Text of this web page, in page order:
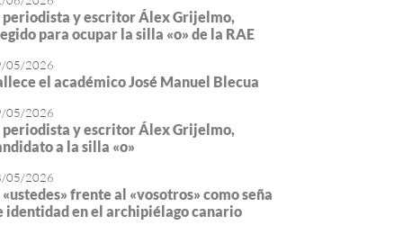
periodista y escritor Álex Grijelmo,
para ocupar la silla «o» de la RAE
05/2026
el académico José Manuel Blecua
05/2026
periodista y escritor Álex Grijelmo,
a la silla «o»
05/2026
«ustedes» frente al «vosotros» como seña
identidad en el archipiélago canario